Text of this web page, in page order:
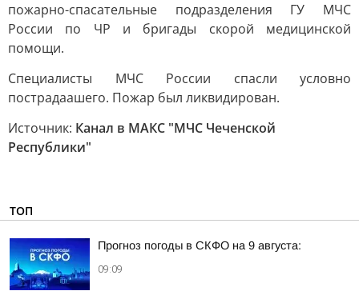
пожарно-спасательные подразделения ГУ МЧС
России по ЧР и бригады скорой медицинской
помощи.
Специалисты МЧС России спасли условно
пострадаашего. Пожар был ликвидирован.
Источник: Канал в МАКС "МЧС Чеченской
Республики"
ТОП
Прогноз погоды в СКФО на 9 августа:
09:09